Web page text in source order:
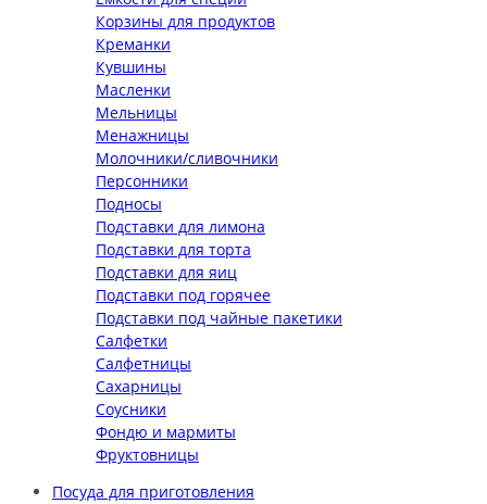
Корзины для продуктов
Креманки
Кувшины
Масленки
Мельницы
Менажницы
Молочники/сливочники
Персонники
Подносы
Подставки для лимона
Подставки для торта
Подставки для яиц
Подставки под горячее
Подставки под чайные пакетики
Салфетки
Салфетницы
Сахарницы
Соусники
Фондю и мармиты
Фруктовницы
Посуда для приготовления